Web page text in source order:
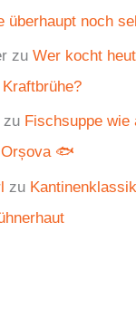
überhaupt noch
zuWer kocht
zu Fischsuppe wie
🐟
zu